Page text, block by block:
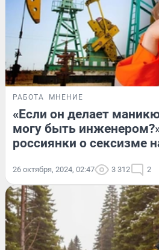
РАБОТА МНЕНИЕ
«Если он делает
могу быть
россиянки о сексизме
26 октября, 2024, 02:47 3 312 2